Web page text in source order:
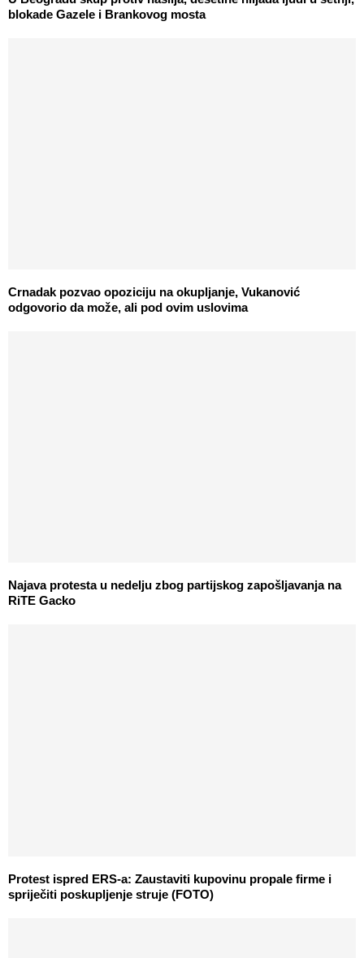
blokade Gazele i Brankovog mosta
Crnadak pozvao opoziciju na okupljanje, Vukanović
odgovorio da može, ali pod ovim uslovima
Najava protesta u nedelju zbog partijskog zapošljavanja na
RiTE Gacko
Protest ispred ERS-a: Zaustaviti kupovinu propale firme i
spriječiti poskupljenje struje (FOTO)